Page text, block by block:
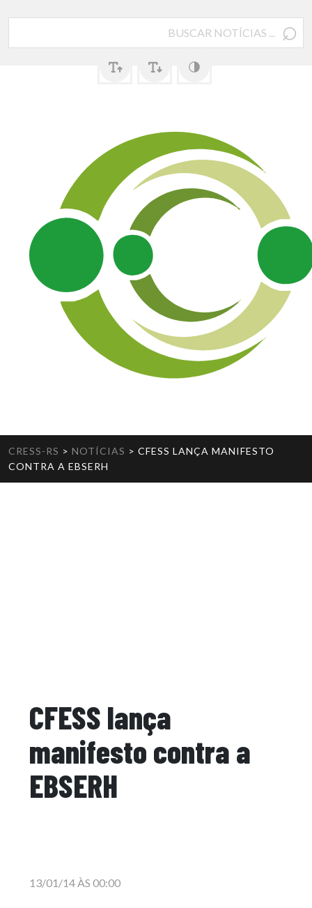
⌕
CRESS-RS > NOTÍCIAS > CFESS LANÇA MANIFESTO
CONTRA A EBSERH
CFESS lança
manifesto contra a
EBSERH
13/01/14 ÀS 00:00